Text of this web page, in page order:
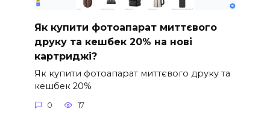
Як купити фотоапарат миттєвого
друку та кешбек 20% на нові
картриджі?
Як купити фотоапарат миттєвого друку та
кешбек 20%
0 17